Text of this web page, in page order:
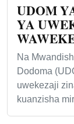
UDOM
YA
Na
Dodoma
uwekezaji
kuanzisha